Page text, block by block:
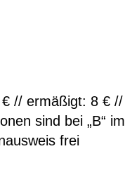
// ermäßigt: 8 € //
sind bei „B“ im
frei